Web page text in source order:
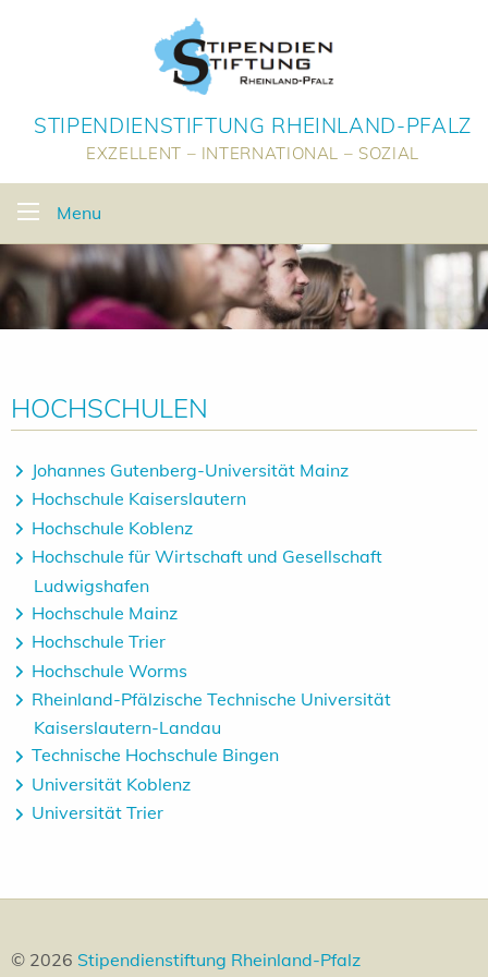
STIPENDIENSTIFTUNG RHEINLAND-PFALZ
EXZELLENT – INTERNATIONAL – SOZIAL
Menu
HOCHSCHULEN
Johannes Gutenberg-Universität Mainz
Hochschule Kaiserslautern
Hochschule Koblenz
Hochschule für Wirtschaft und Gesellschaft
Ludwigshafen
Hochschule Mainz
Hochschule Trier
Hochschule Worms
Rheinland-Pfälzische Technische Universität
Kaiserslautern-Landau
Technische Hochschule Bingen
Universität Koblenz
Universität Trier
© 2026 Stipendienstiftung Rheinland-Pfalz